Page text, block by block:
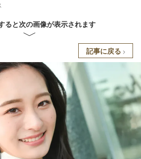
ると次の画像が表示されます
記事に戻る